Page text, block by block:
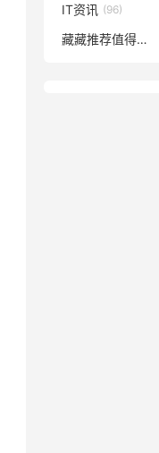
IT资讯 (96)
藏藏推荐值得一看